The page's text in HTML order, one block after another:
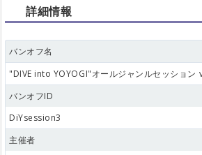
詳細情報
バンオフ名
"DIVE into YOYOGI"オールジャンルセッション
バンオフID
DiYsession3
主催者